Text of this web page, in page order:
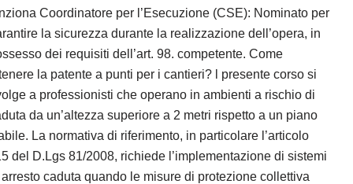
Coordinatore per l’Esecuzione (CSE): Nominato per
la sicurezza durante la realizzazione dell’opera, in
dei requisiti dell’art. 98. competente. Come
la patente a punti per i cantieri? l presente corso si
a professionisti che operano in ambienti a rischio di
da un’altezza superiore a 2 metri rispetto a un piano
La normativa di riferimento, in particolare l’articolo
del D.Lgs 81/2008, richiede l’implementazione di sistemi
caduta quando le misure di protezione collettiva